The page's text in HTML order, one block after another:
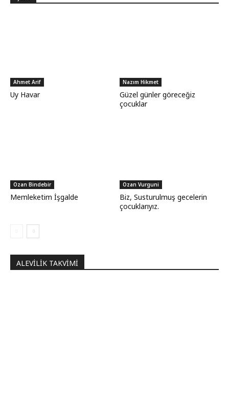
Ahmet Arif
Uy Havar
Nazım Hikmet
Güzel günler göreceğiz
çocuklar
Ozan Bindebir
Memleketim İşgalde
Ozan Vurguni
Biz, Susturulmuş gecelerin
çocuklarıyız.
ALEVILIK TAKVIMI